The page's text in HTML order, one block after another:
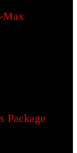
Max
Package